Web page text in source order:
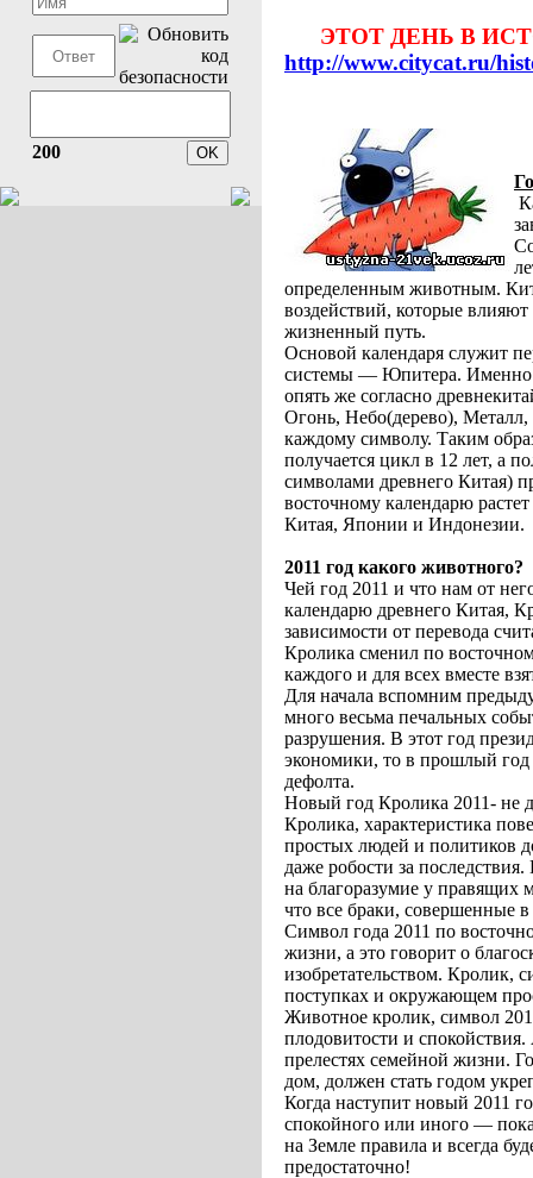
200
ЭТОТ ДЕНЬ В
http://www.citycat.ru/
определенным животным.
воздействий, которые
жизненный путь.
Основой календаря служит
системы — Юпитера. Именно
опять же согласно
Огонь, Небо(дерево), Металл,
каждому символу. Таким
получается цикл в 12 лет, а
символами древнего Китая)
восточному календарю
Китая, Японии и Индонезии.
2011 год какого животного?
Чей год 2011 и что нам от
календарю древнего Китая,
зависимости от перевода
Кролика сменил по
каждого и для всех вместе
Для начала вспомним
много весьма печальных
разрушения. В этот год
экономики, то в прошлый год
дефолта.
Новый год Кролика 2011- не
Кролика, характеристика
простых людей и политиков
даже робости за
на благоразумие у правящих
что все браки, совершенные
Символ года 2011 по
жизни, а это говорит о
изобретательством. Кролик,
поступках и окружающем
Животное кролик, символ
плодовитости и
прелестях семейной жизни.
дом, должен стать годом
Когда наступит новый 2011
спокойного или иного —
на Земле правила и всегда
предостаточно!